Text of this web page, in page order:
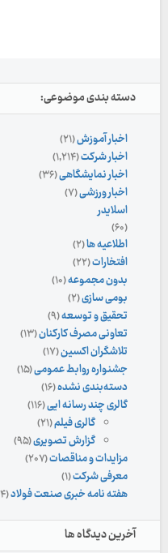
دسته بندی موضوعی:
اخبار آموزش(۲۱)
اخبار شرکت(۱,۲۱۴)
اخبار نمایشگاهی(۳۶)
اخبار ورزشی(۷)
اسلایدر
(۶۰)
اطلاعیه ها(۲)
افتخارات(۲۲)
بدون مجموعه(۱۰)
بومی سازی(۲)
تحقیق و توسعه(۹)
تعاونی مصرف کارکنان(۱۳)
تلاشگران اکسین(۱۷)
جشنواره روابط عمومی(۱۵)
دسته‌بندی نشده(۱۶)
گالری چند رسانه ایی(۱۱۶)
گالری فیلم(۲۱)
گزارش تصویری(۹۵)
مزایدات و مناقصات(۲۰۷)
معرفی شرکت(۱)
هفته نامه خبری صنعت فولاد(۴)
آخرین دیدگاه ها